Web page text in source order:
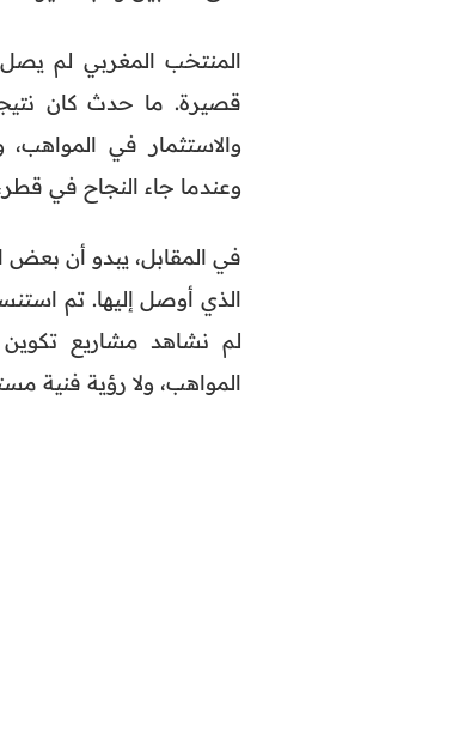
المنتخب المغربي لم
قصيرة. ما حدث كان
والاستثمار في
وعندما جاء النجاح في
في المقابل، يبدو أن بعض
الذي أوصل إليها. تم
لم نشاهد مشاريع تكوين
المواهب، ولا رؤية فنية